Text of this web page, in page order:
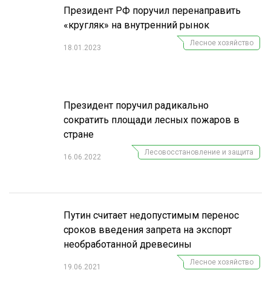
Президент РФ поручил перенаправить
«кругляк» на внутренний рынок
18.01.2023
Лесное хозяйство
Президент поручил радикально
сократить площади лесных пожаров в
стране
16.06.2022
Лесовосстановление и защита
Путин считает недопустимым перенос
сроков введения запрета на экспорт
необработанной древесины
19.06.2021
Лесное хозяйство